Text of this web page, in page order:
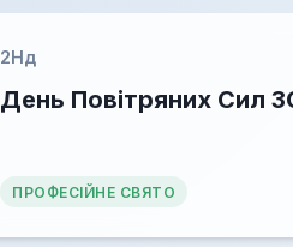
2Нд
День Повітряних Сил
ПРОФЕСІЙНЕ СВЯТО